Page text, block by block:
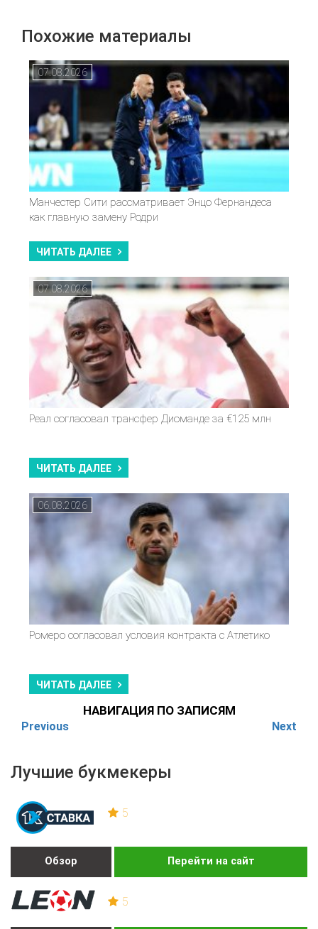
Лучшие букмекеры
5
Обзор Перейти на сайт
5
Похожие материалы
07.08.2026
Манчестер Сити рассматривает Энцо Фернандеса
как главную замену Родри
ЧИТАТЬ ДАЛЕЕ
07.08.2026
Реал согласовал трансфер Диоманде за €125 млн
ЧИТАТЬ ДАЛЕЕ
06.08.2026
Ромеро согласовал условия контракта с Атлетико
ЧИТАТЬ ДАЛЕЕ
НАВИГАЦИЯ ПО ЗАПИСЯМ
Previous Next